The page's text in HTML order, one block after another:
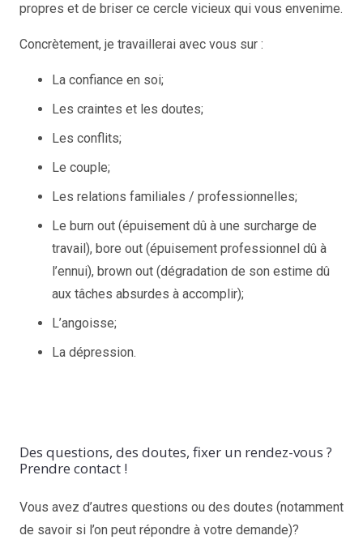
propres et de briser ce cercle vicieux qui vous envenime.
Concrètement, je travaillerai avec vous sur :
La confiance en soi;
Les craintes et les doutes;
Les conflits;
Le couple;
Les relations familiales / professionnelles;
Le burn out (épuisement dû à une surcharge de
travail), bore out (épuisement professionnel dû à
l’ennui), brown out (dégradation de son estime dû
aux tâches absurdes à accomplir);
L’angoisse;
La dépression.
Des questions, des doutes, fixer un rendez-vous ?
Prendre contact !
Vous avez d’autres questions ou des doutes (notamment
de savoir si l’on peut répondre à votre demande)?